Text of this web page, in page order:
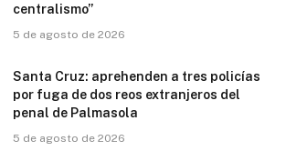
centralismo”
5 de agosto de 2026
Santa Cruz: aprehenden a tres policías
por fuga de dos reos extranjeros del
penal de Palmasola
5 de agosto de 2026